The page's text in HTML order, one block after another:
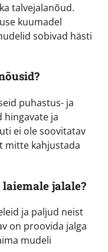
talvejalanõud.
kuumadel
sobivad hästi
puhastus- ja
hingavate ja
ei ole soovitatav
mitte kahjustada
jalale?
ja paljud neist
on proovida jalga
mudeli